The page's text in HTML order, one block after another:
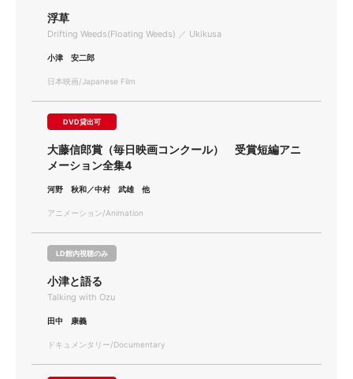
浮草
Drifting Weeds(Floating Weeds) ／ Ukikusa
小津 安二郎
日本映画/Japanese Film
DVD貸出可
大藤信郎賞（毎日映画コンクール） 受賞短編アニ
メーション全集4
河野 秋和／中村 武雄 他
アニメーション/Animation
LD館内視聴のみ
小津と語る
Talking with Ozu
田中 康義
ドキュメンタリー/Documentary